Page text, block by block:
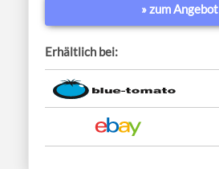
» zum Angebot
Erhältlich bei: